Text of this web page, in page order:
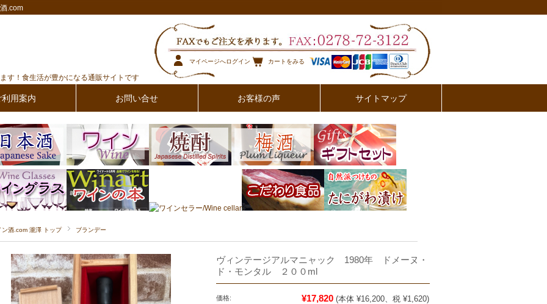
.com
す！食生活が豊かになる通販サイトです
マイページへログイン カートをみる
利用案内 お問い合せ お客様の声 サイトマップ
ン酒.com 瀧澤 トップ ブランデー
ヴィンテージアルマニャック 1980年 ドメーヌ・
ド・モンタル ２００ml
価格: ¥17,820 (本体 ¥16,200、税 ¥1,620)